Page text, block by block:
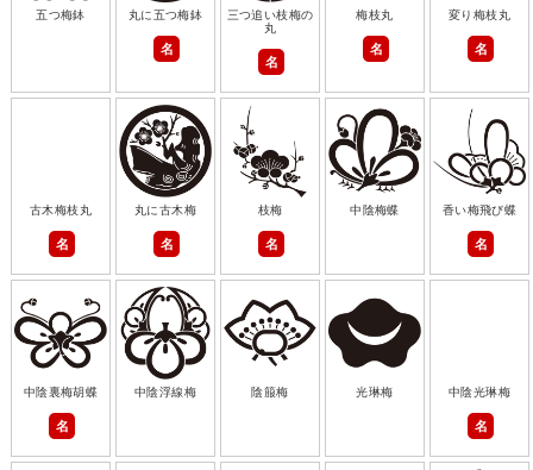
五つ梅鉢 丸に五つ梅鉢
名
三つ追い枝梅の
丸
名
梅枝丸
名
変り梅枝丸
名
古木梅枝丸
名
丸に古木梅
名
枝梅
名
中陰梅蝶 香い梅飛び蝶
名
中陰裏梅胡蝶
名
中陰浮線梅 陰箙梅 光琳梅 中陰光琳梅
名